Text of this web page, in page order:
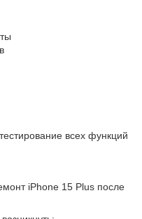
всех функций
iPhone 15 Plus после